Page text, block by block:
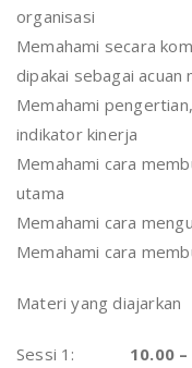
organisasi
Memahami secara
dipakai sebagai acuan
Memahami
indikator kinerja
Memahami cara
utama
Memahami cara
Memahami cara
Materi yang diajarkan
Sessi 1: 10.00